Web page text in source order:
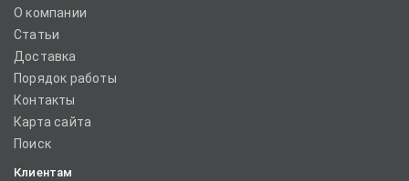
О компании
Статьи
Доставка
Порядок работы
Контакты
Карта сайта
Поиск
Клиентам